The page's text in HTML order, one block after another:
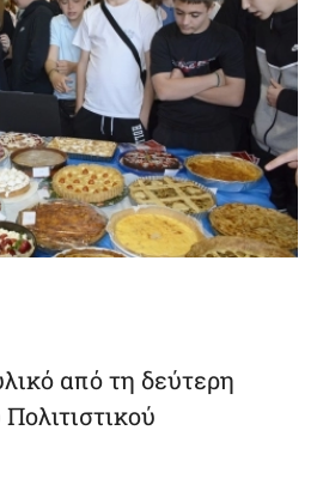
από τη δεύτερη